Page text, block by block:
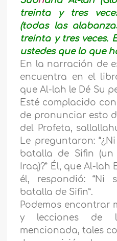
treinta y tres
(todas las
treinta y tres veces.
ustedes que lo que
En la narración de
encuentra en el
que Al-lah le Dé Su
Esté complacido
de pronunciar esto
del Profeta,
Le preguntaron:
batalla de Sifin
Iraq)?” Él, que Al-
él, respondió: “Ni
batalla de Sifin”.
Podemos encontrar
y lecciones de
mencionada, tales